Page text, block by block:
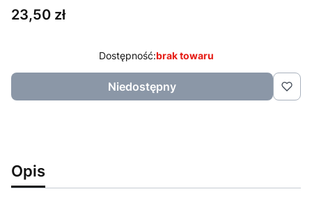
Cena
23,50 zł
Dostępność:brak towaru
Niedostępny
Opis